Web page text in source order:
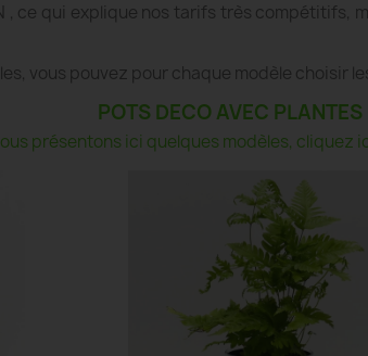
, ce qui explique nos tarifs très compétitifs,
vous pouvez pour chaque modèle choisir
POTS DECO AVEC
présentons ici quelques modèles, cliquez